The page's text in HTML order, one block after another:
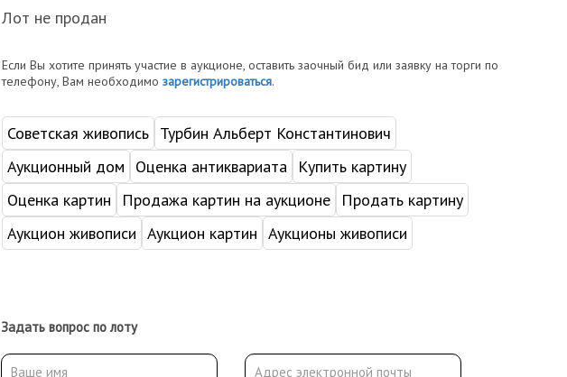
Лот не продан
Если Вы хотите принять участие в аукционе, оставить заочный бид или заявку на торги по
телефону, Вам необходимо зарегистрироваться.
Советская живопись Турбин Альберт Константинович
Аукционный дом
Оценка антиквариата
Купить картину
Оценка картин
Продажа картин на аукционе
Продать картину
Аукцион живописи Аукцион картин Аукционы живописи
Задать вопрос по лоту